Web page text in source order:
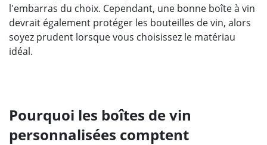
l'embarras du choix. Cependant, une bonne boîte à vin
devrait également protéger les bouteilles de vin, alors
soyez prudent lorsque vous choisissez le matériau
idéal.
Pourquoi les boîtes de vin
personnalisées comptent